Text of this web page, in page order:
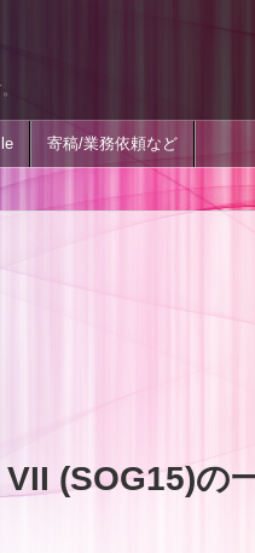
寄稿/業務依頼など
(SOG15)の